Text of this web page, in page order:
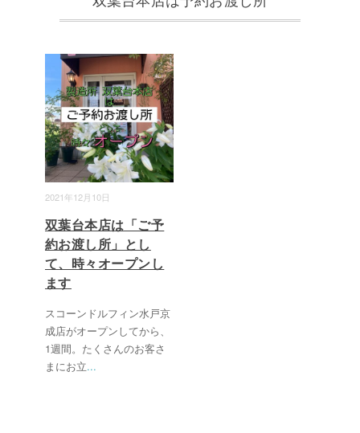
2021年12月10日
双葉台本店は「ご予
約お渡し所」とし
て、時々オープンし
ます
スコーンドルフィン水戸京
成店がオープンしてから、
1週間。たくさんのお客さ
まにお立...